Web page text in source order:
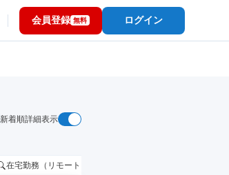
会員登録 無料 ログイン
新着順詳細表示
在宅勤務（リモートワーク）OK